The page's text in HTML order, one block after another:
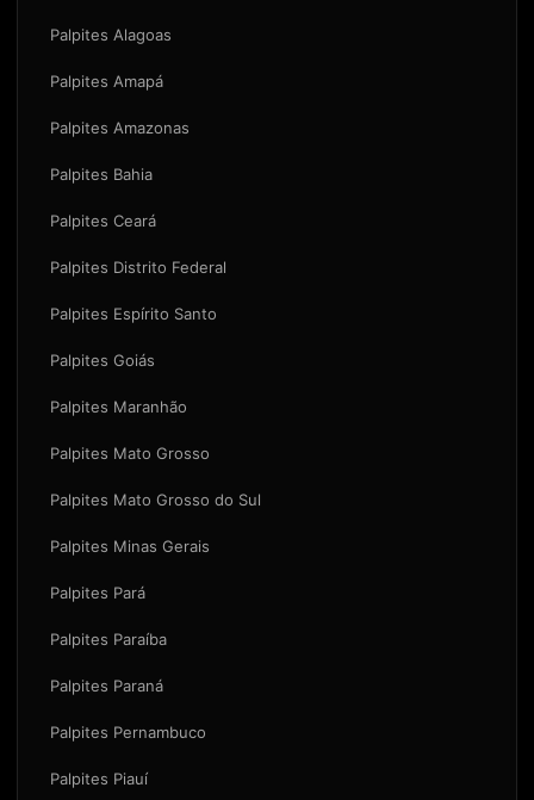
Palpites Alagoas
Palpites Amapá
Palpites Amazonas
Palpites Bahia
Palpites Ceará
Palpites Distrito Federal
Palpites Espírito Santo
Palpites Goiás
Palpites Maranhão
Palpites Mato Grosso
Palpites Mato Grosso do Sul
Palpites Minas Gerais
Palpites Pará
Palpites Paraíba
Palpites Paraná
Palpites Pernambuco
Palpites Piauí